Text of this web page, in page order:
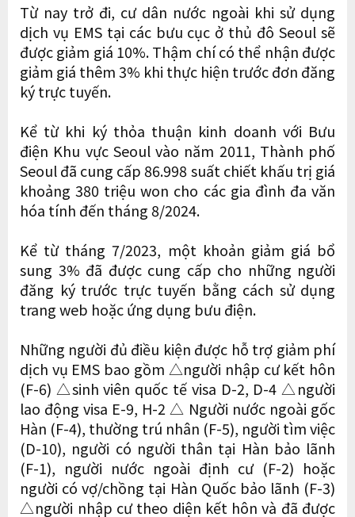
Từ nay trở đi, cư dân nước ngoài khi sử dụng
dịch vụ EMS tại các bưu cục ở thủ đô Seoul sẽ
được giảm giá 10%. Thậm chí có thể nhận được
giảm giá thêm 3% khi thực hiện trước đơn đăng
ký trực tuyến.
Kể từ khi ký thỏa thuận kinh doanh với Bưu
điện Khu vực Seoul vào năm 2011, Thành phố
Seoul đã cung cấp 86.998 suất chiết khấu trị giá
khoảng 380 triệu won cho các gia đình đa văn
hóa tính đến tháng 8/2024.
Kể từ tháng 7/2023, một khoản giảm giá bổ
sung 3% đã được cung cấp cho những người
đăng ký trước trực tuyến bằng cách sử dụng
trang web hoặc ứng dụng bưu điện.
Những người đủ điều kiện được hỗ trợ giảm phí
dịch vụ EMS bao gồm △người nhập cư kết hôn
(F-6) △sinh viên quốc tế visa D-2, D-4 △người
lao động visa E-9, H-2 △ Người nước ngoài gốc
Hàn (F-4), thường trú nhân (F-5), người tìm việc
(D-10), người có người thân tại Hàn bảo lãnh
(F-1), người nước ngoài định cư (F-2) hoặc
người có vợ/chồng tại Hàn Quốc bảo lãnh (F-3)
△người nhập cư theo diện kết hôn và đã được